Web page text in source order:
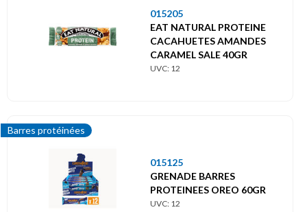
015205
EAT NATURAL PROTEINE
CACAHUETES AMANDES
CARAMEL SALE 40GR
UVC: 12
Barres protéinées
015125
GRENADE BARRES
PROTEINEES OREO 60GR
UVC: 12